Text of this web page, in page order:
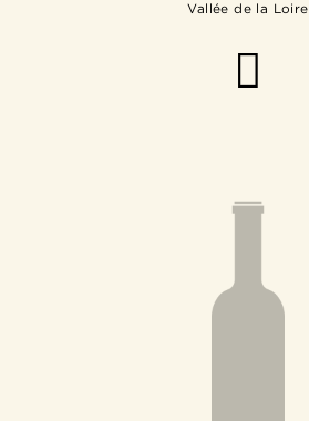
Vallée de la Loire